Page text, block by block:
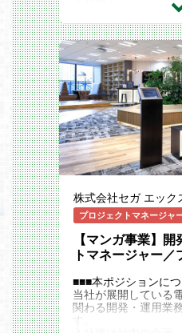
すら予想がつかない
業が展開することこ
力です。
そうした社風だから
と刺激的なアイデア
な事業が生まれる。
ます。
具体的には下記にな
・執行役員(本部長)
能です。
・裁量権の広さ、意
・複数のエンタメ領
・既存事業の拡大と
に同時に携わること
既存のアニメ製作に
にインパクトを与え
開案を歓迎します。
チーム体制
エグゼクティブプロ
プロデューサー：6名
アシスタントプロデ
WEB運用ディレク
のチューニング・
ィレクション、
HTMLメールマガジ
INAのアウトプット
お仕事です！
バーチャルエンタメ
を埋めたいそこのあ
ツを一緒に創りませ
やる気に満ち溢れた
のご縁となることを
具体的な業務内容
・公式WEBサイト
ョン
・特設WEBサイトの
ョン
・公式WEB内管理ツ
ジ更新運用
・ECサイトにて連
の運用 ※未経験可
・HTMLメールマガジ
使用ソフト
・公式WEB用独自
株式会社セガ エック
プロジェクトマネージャ
【マンガ事業】
トマネージャー
■■■本ポジションに
当社が展開している
関わる開発・運用業
す。